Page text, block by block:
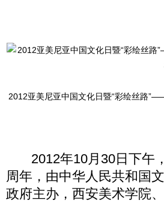
2012亚美尼亚中国文化日暨“彩绘丝路
2012年10月30日下午
周年，由中华人民共和国
政府主办，西安美术学院